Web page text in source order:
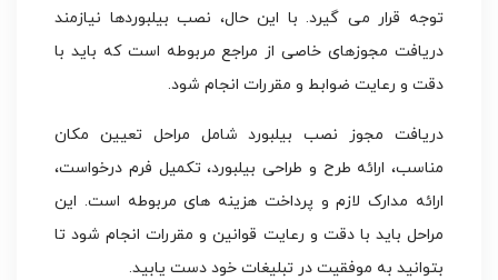
توجه قرار می گیرد. با این حال، نصب بیلبوردها نیازمند
دریافت مجوزهای خاصی از مراجع مربوطه است که باید با
دقت و رعایت ضوابط و مقررات انجام شود.
دریافت مجوز نصب بیلبورد شامل مراحل تعیین مکان
مناسب، ارائه طرح و طراحی بیلبورد، تکمیل فرم درخواست،
ارائه مدارک لازم و پرداخت هزینه های مربوطه است. این
مراحل باید با دقت و رعایت قوانین و مقررات انجام شود تا
بتوانید به موفقیت در تبلیغات خود دست یابید.